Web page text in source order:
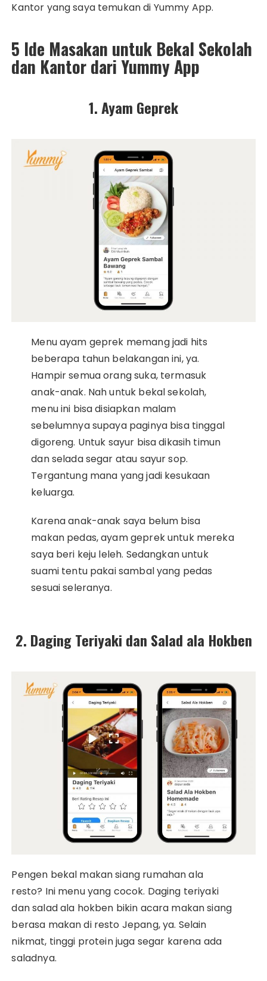
Kantor yang saya temukan di Yummy App.
5 Ide Masakan untuk Bekal Sekolah
dan Kantor dari Yummy App
1. Ayam Geprek
Menu ayam geprek memang jadi hits
beberapa tahun belakangan ini, ya.
Hampir semua orang suka, termasuk
anak-anak. Nah untuk bekal sekolah,
menu ini bisa disiapkan malam
sebelumnya supaya paginya bisa tinggal
digoreng. Untuk sayur bisa dikasih timun
dan selada segar atau sayur sop.
Tergantung mana yang jadi kesukaan
keluarga.
Karena anak-anak saya belum bisa
makan pedas, ayam geprek untuk mereka
saya beri keju leleh. Sedangkan untuk
suami tentu pakai sambal yang pedas
sesuai seleranya.
2. Daging Teriyaki dan Salad ala Hokben
Pengen bekal makan siang rumahan ala
resto? Ini menu yang cocok. Daging teriyaki
dan salad ala hokben bikin acara makan siang
berasa makan di resto Jepang, ya. Selain
nikmat, tinggi protein juga segar karena ada
saladnya.